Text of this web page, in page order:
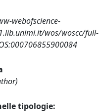
webofscience-
wos/woscc/full-
tipologie: